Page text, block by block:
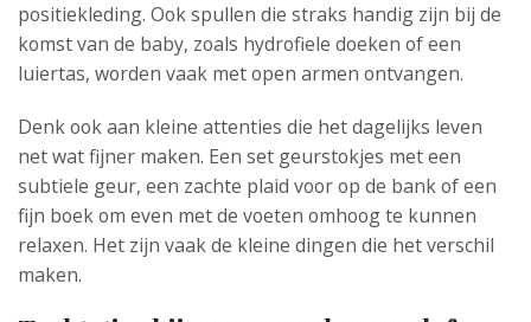
positiekleding. Ook spullen die straks handig zijn bij de
komst van de baby, zoals hydrofiele doeken of een
luiertas, worden vaak met open armen ontvangen.
Denk ook aan kleine attenties die het dagelijks leven
net wat fijner maken. Een set geurstokjes met een
subtiele geur, een zachte plaid voor op de bank of een
fijn boek om even met de voeten omhoog te kunnen
relaxen. Het zijn vaak de kleine dingen die het verschil
maken.